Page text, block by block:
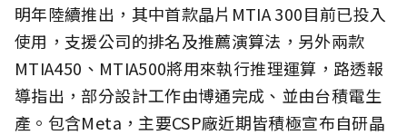
明年陸續推出，其中首款晶片MTIA 300目前已投入
使用，支援公司的排名及推薦演算法，另外兩款
MTIA450、MTIA500將用來執行推理運算，路透報
導指出，部分設計工作由博通完成、並由台積電生
產。包含Meta，主要CSP廠近期皆積極宣布自研晶